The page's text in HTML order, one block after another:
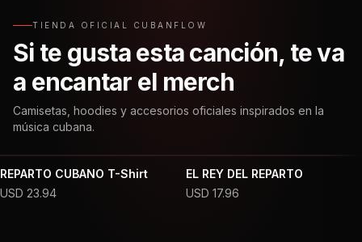
TIENDA OFICIAL CUBANFLOW
Si te gusta esta canción, te va
a encantar el merch
Camisetas, hoodies y accesorios oficiales inspirados en la
música cubana.
REPARTO CUBANO T-Shirt
USD 23.94
EL REY DEL REPARTO
USD 17.96